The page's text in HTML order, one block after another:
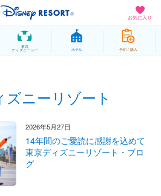
お気に入り
東京
ディズニーシー ホテル 予約 / 購入
ズニーリゾート
2026年5月27日
14年間のご愛読に感謝を込めて
東京ディズニーリゾート・ブロ
グ